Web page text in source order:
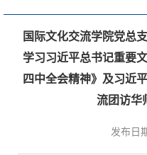
国际文化交流学院党总
学习习近平总书记重要
四中全会精神》及习近
流团访华
发布日